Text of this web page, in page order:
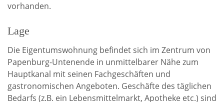
vorhanden.
Lage
Die Eigentumswohnung befindet sich im Zentrum von
Papenburg-Untenende in unmittelbarer Nähe zum
Hauptkanal mit seinen Fachgeschäften und
gastronomischen Angeboten. Geschäfte des täglichen
Bedarfs (z.B. ein Lebensmittelmarkt, Apotheke etc.) sind